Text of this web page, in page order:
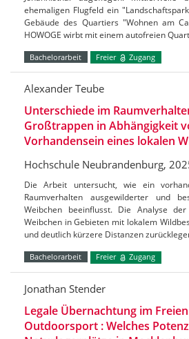
ehemaligen Flugfeld ein
Gebäude des Quartiers "Wohnen am
HOWOGE wirbt mit einem autofreien
Bachelorarbeit Freier Zugang
Alexander Teube
Unterschiede im
Großtrappen in Abhängigkeit
Vorhandensein eines lokalen
Hochschule Neubrandenburg,
Die Arbeit untersucht, wie ein
Raumverhalten ausgewilderter und
Weibchen beeinflusst. Die Analyse
Weibchen in Gebieten mit lokalem
und deutlich kürzere Distanzen
Bachelorarbeit Freier Zugang
Jonathan Stender
Legale Übernachtung im
Outdoorsport : Welches